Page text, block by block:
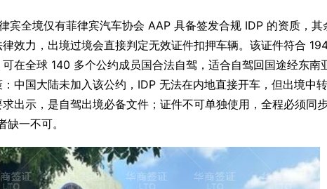
宾全境仅有菲律宾汽车协会 AAP 具备签发合规 IDP 的资质，其
效力，出境过境会直接判定无效证件扣押车辆。该证件符合
在全球 140 多个公约成员国合法自驾，适合自驾回国途经东南
中国大陆未加入该公约，IDP 无法在内地直接开车，但出境中转
出示，是自驾出境必备文件；证件不可单独使用，全程必须同
一不可。